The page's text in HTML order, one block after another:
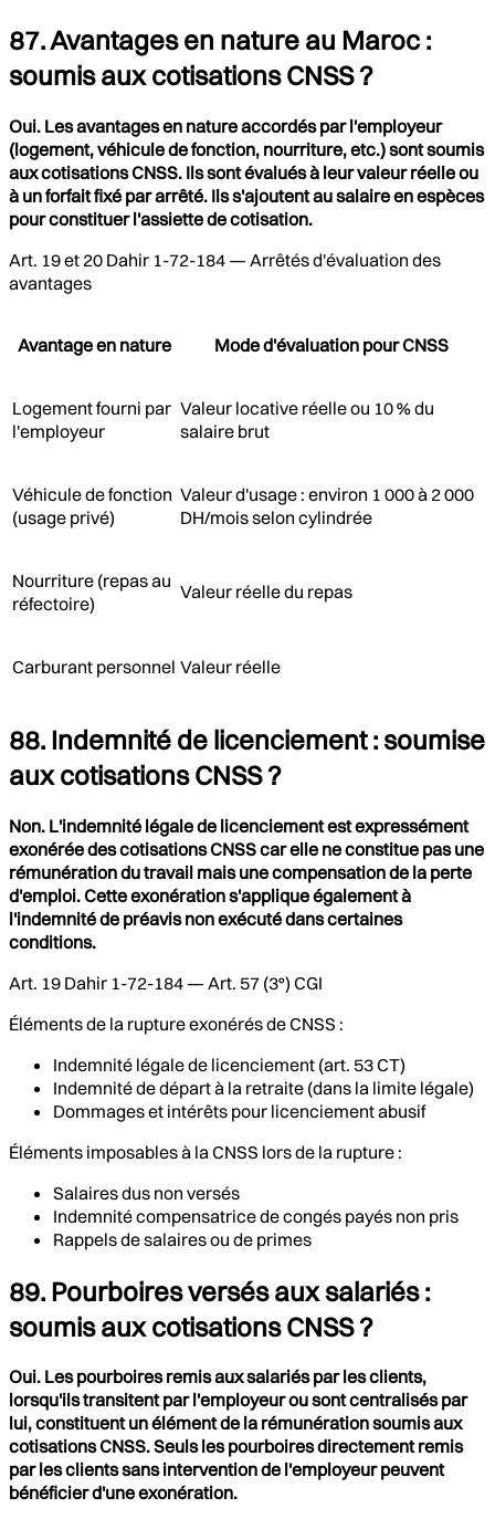
87. Avantages en nature au Maroc :
soumis aux cotisations CNSS ?
Oui. Les avantages en nature accordés par l'employeur
(logement, véhicule de fonction, nourriture, etc.) sont soumis
aux cotisations CNSS. Ils sont évalués à leur valeur réelle ou
à un forfait fixé par arrêté. Ils s'ajoutent au salaire en espèces
pour constituer l'assiette de cotisation.
Art. 19 et 20 Dahir 1-72-184 — Arrêtés d'évaluation des
avantages
Avantage en nature Mode d'évaluation pour CNSS
Logement fourni par
l'employeur
Valeur locative réelle ou 10 % du
salaire brut
Véhicule de fonction
(usage privé)
Valeur d'usage : environ 1 000 à 2 000
DH/mois selon cylindrée
Nourriture (repas au
réfectoire)
Valeur réelle du repas
Carburant personnel Valeur réelle
88. Indemnité de licenciement : soumise
aux cotisations CNSS ?
Non. L'indemnité légale de licenciement est expressément
exonérée des cotisations CNSS car elle ne constitue pas une
rémunération du travail mais une compensation de la perte
d'emploi. Cette exonération s'applique également à
l'indemnité de préavis non exécuté dans certaines
conditions.
Art. 19 Dahir 1-72-184 — Art. 57 (3°) CGI
Éléments de la rupture exonérés de CNSS :
Indemnité légale de licenciement (art. 53 CT)
Indemnité de départ à la retraite (dans la limite légale)
Dommages et intérêts pour licenciement abusif
Éléments imposables à la CNSS lors de la rupture :
Salaires dus non versés
Indemnité compensatrice de congés payés non pris
Rappels de salaires ou de primes
89. Pourboires versés aux salariés :
soumis aux cotisations CNSS ?
Oui. Les pourboires remis aux salariés par les clients,
lorsqu'ils transitent par l'employeur ou sont centralisés par
lui, constituent un élément de la rémunération soumis aux
cotisations CNSS. Seuls les pourboires directement remis
par les clients sans intervention de l'employeur peuvent
bénéficier d'une exonération.